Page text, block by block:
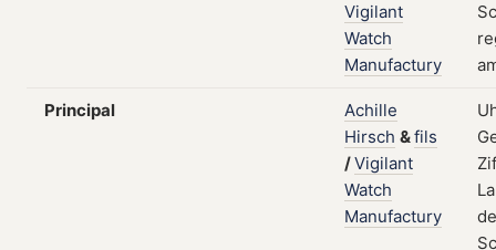
Vigilant
Watch
Manufactury
Principal
Achille
Hirsch &fils
/Vigilant
Watch
Manufactury